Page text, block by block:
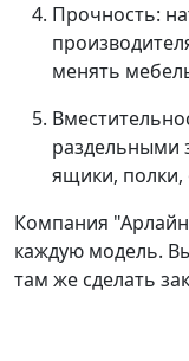
Прочность:
менять
раздельными
ящики,
Компания
каждую модель.
там же сделать